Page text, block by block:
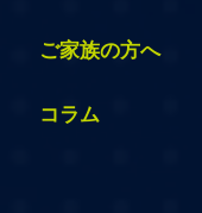
ご家族の方へ
コラム